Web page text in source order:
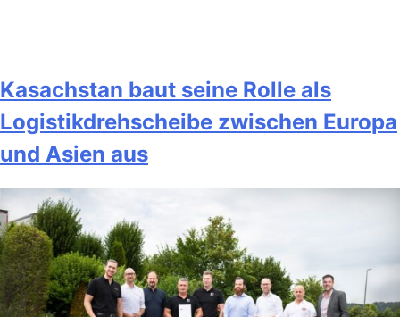
Kasachstan baut seine Rolle als
Logistikdrehscheibe zwischen Europa
und Asien aus